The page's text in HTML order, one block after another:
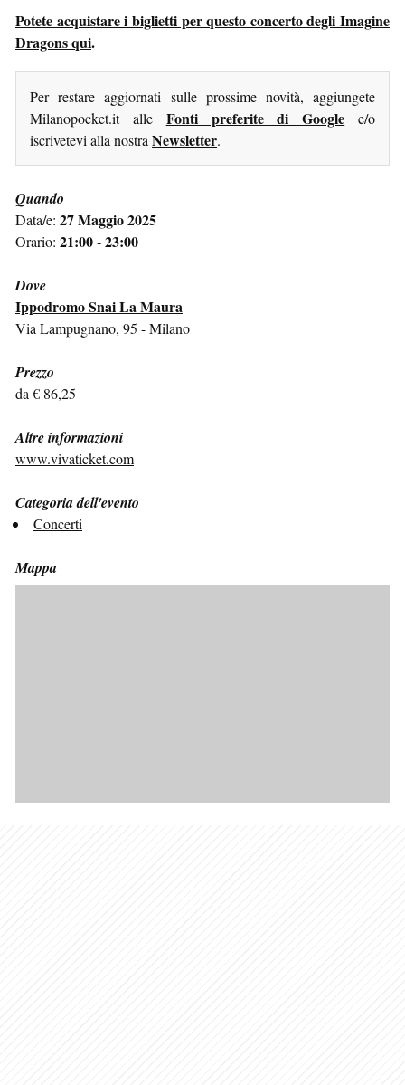
Potete acquistare i biglietti per questo concerto degli Imagine
Dragons qui.
Per restare aggiornati sulle prossime novità, aggiungete
Milanopocket.it alle Fonti preferite di Google e/o
iscrivetevi alla nostra Newsletter.
Quando
Data/e: 27 Maggio 2025
Orario: 21:00 - 23:00
Dove
Ippodromo Snai La Maura
Via Lampugnano, 95 - Milano
Prezzo
da € 86,25
Altre informazioni
www.vivaticket.com
Categoria dell'evento
Concerti
Mappa